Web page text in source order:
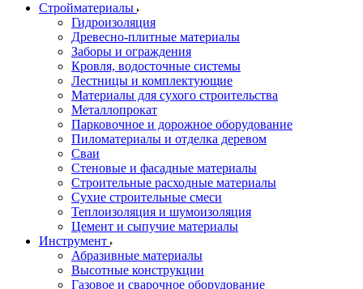
Стройматериалы
Гидроизоляция
Древесно-плитные материалы
Заборы и ограждения
Кровля, водосточные системы
Лестницы и комплектующие
Материалы для сухого строительства
Металлопрокат
Парковочное и дорожное оборудование
Пиломатериалы и отделка деревом
Сваи
Стеновые и фасадные материалы
Строительные расходные материалы
Сухие строительные смеси
Теплоизоляция и шумоизоляция
Цемент и сыпучие материалы
Инструмент
Абразивные материалы
Высотные конструкции
Газовое и сварочное оборудование